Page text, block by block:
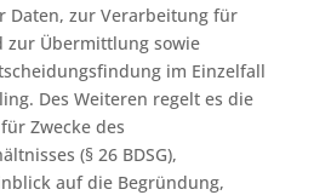
Daten, zur Verarbeitung für
zur Übermittlung sowie
im Einzelfall
Des Weiteren regelt es die
Zwecke des
(§ 26 BDSG),
auf die Begründung,